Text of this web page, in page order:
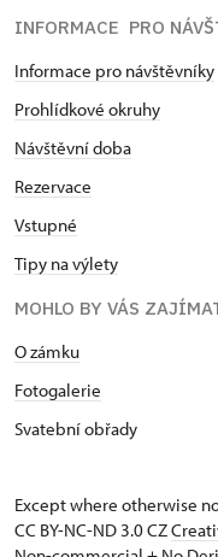
INFORMACE PRO
Informace pro návštěvníky
Prohlídkové okruhy
Návštěvní doba
Rezervace
Vstupné
Tipy na výlety
MOHLO BY VÁS
O zámku
Fotogalerie
Svatební obřady
Except where otherwise
CC BY-NC-ND 3.0 CZ